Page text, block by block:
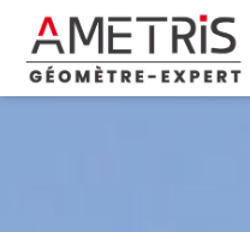
content